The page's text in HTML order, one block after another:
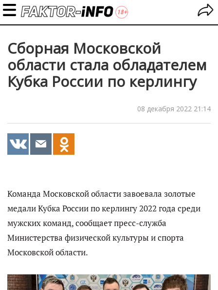
Сборная Московской
области стала обладателем
Кубка России по керлингу
08 декабря 2022 21:14
Команда Московской области завоевала золотые
медали Кубка России по керлингу 2022 года среди
мужских команд, сообщает пресс-служба
Министерства физической культуры и спорта
Московской области.